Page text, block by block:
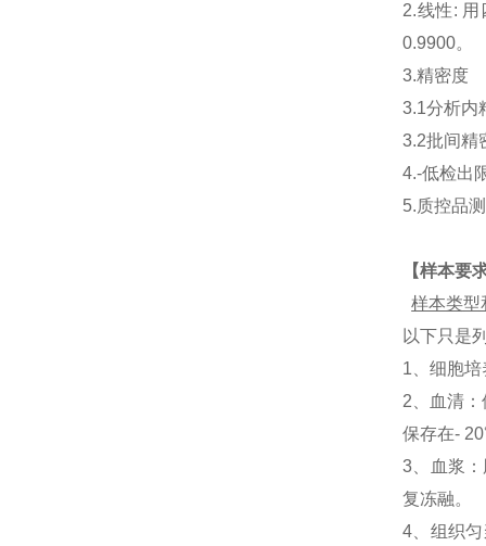
2.线性: 用
0.9900。
3.精密度
3.1分析内
3.2批间精
4.-低检出
5.质控品
【样本要
样本类型
以下只是
1、细胞
2、
血清
保存在- 20
3、
血浆 ：
复冻融。
4
组织